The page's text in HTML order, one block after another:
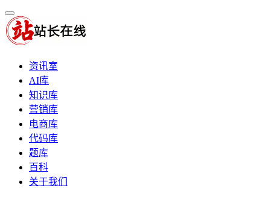
资讯室
AI库
知识库
营销库
电商库
代码库
题库
百科
关于我们